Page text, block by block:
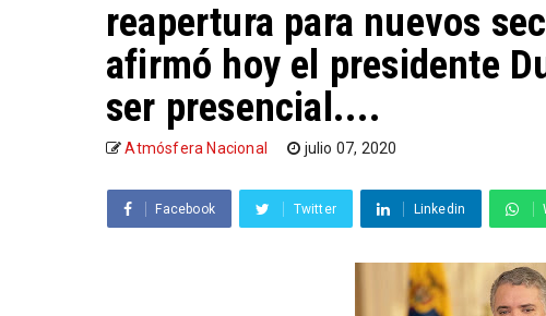
reapertura para nuevos
afirmó hoy el presidente
ser presencial....
Atmósfera Nacional julio 07, 2020
Facebook Twitter Linkedin